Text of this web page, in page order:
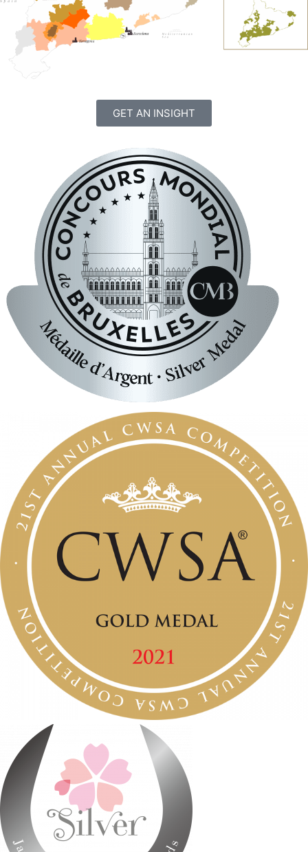
GET AN INSIGHT